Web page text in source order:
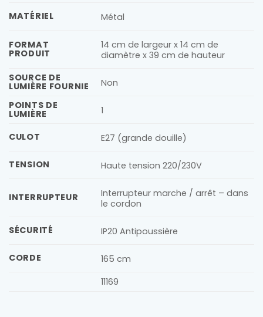
MATÉRIEL Métal
FORMAT
PRODUIT
14 cm de largeur x 14 cm de
diamètre x 39 cm de hauteur
SOURCE DE
LUMIÈRE FOURNIE
Non
POINTS DE
LUMIÈRE 1
CULOT E27 (grande douille)
TENSION Haute tension 220/230V
INTERRUPTEUR
Interrupteur marche / arrêt – dans
le cordon
SÉCURITÉ IP20 Antipoussière
CORDE
165 cm
11169